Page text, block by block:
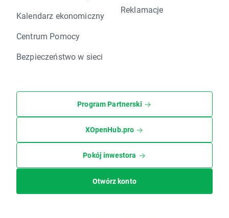
Kalendarz ekonomiczny
Centrum Pomocy
Bezpieczeństwo w sieci
Reklamacje
Program Partnerski
XOpenHub.pro
Pokój inwestora
Otwórz konto